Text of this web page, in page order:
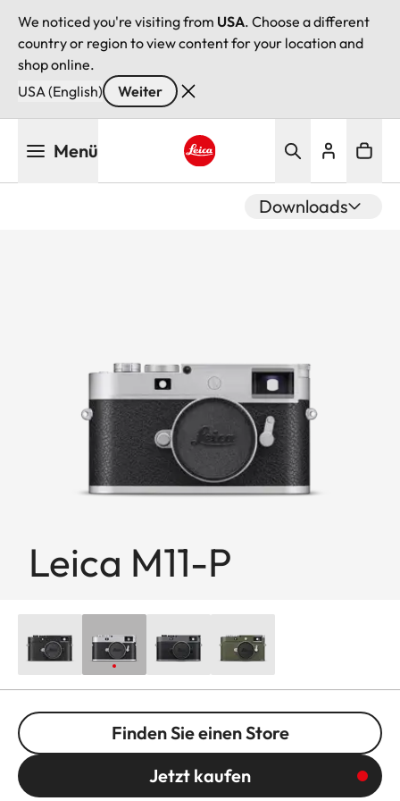
We noticed you're visiting from USA. Choose a different
country or region to view content for your location and
shop online.
USA (English)
Weiter
Menü
Downloads
Leica M11-P
Finden Sie einen Store
Jetzt kaufen